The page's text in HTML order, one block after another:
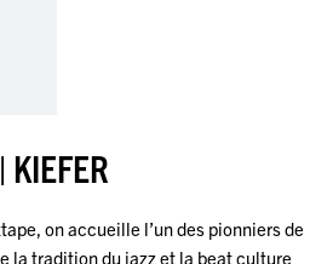
on accueille l’un des pionniers de
la tradition du jazz et la beat culture